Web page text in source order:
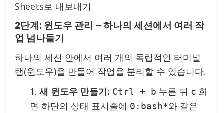
Sheets로 내보내기
2단계: 윈도우 관리 – 하나의 세션에서 여러 작
업 넘나들기
하나의 세션 안에서 여러 개의 독립적인 터미널
탭(윈도우)을 만들어 작업을 분리할 수 있습니다.
새 윈도우 만들기: Ctrl + b 누른 뒤 c 화
면 하단의 상태 표시줄에 0:bash*와 같은